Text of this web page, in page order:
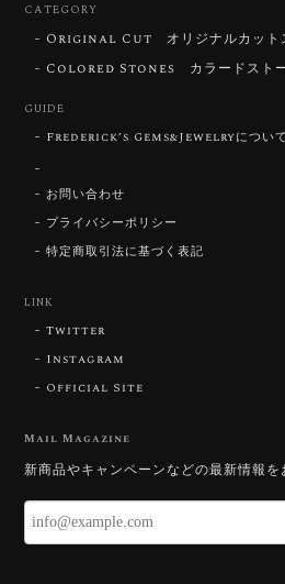
2026/07/30
いです。 ウルウルとギラギラを
る不思議なカットだと感じまし
CATEGORY
Original Cut オリジナルカット
Colored Stones カラードスト
GUIDE
Frederick’s Gems&Jewelryについて
お問い合わせ
プライバシーポリシー
特定商取引法に基づく表記
LINK
Twitter
Instagram
Official Site
Mail Magazine
新商品やキャンペーンなどの最新情報を